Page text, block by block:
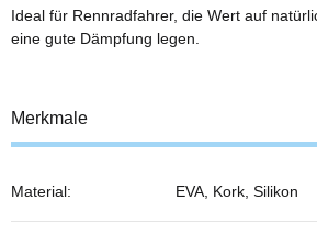
Ideal für Rennradfahrer, die Wert auf
eine gute Dämpfung legen.
Merkmale
Material: EVA, Kork, Silikon